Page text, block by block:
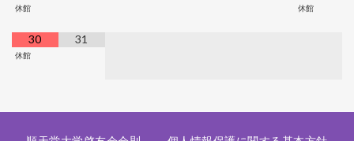
休館 休館
30
休館
31